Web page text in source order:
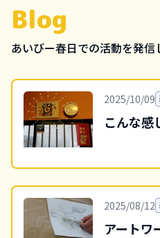
Blog
あいびー春日での活動を発信
2025/10/09
こんな感
2025/08/12
アートワ